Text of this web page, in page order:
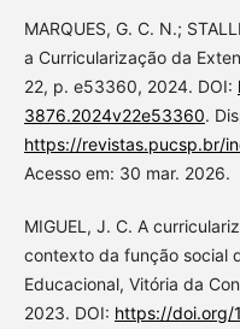
MARQUES, G. C. N.;
a Curricularização da
22, p. e53360, 2024. DOI:
3876.2024v22e53360.
https://revistas.pucsp.br/
Acesso em: 30 mar. 2026.
MIGUEL, J. C. A
contexto da função social
Educacional, Vitória da
2023. DOI: https://doi.org/